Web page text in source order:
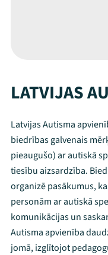
LATVIJAS
Latvijas Autisma
biedrības galvenais
pieaugušo) ar autiskā
tiesību aizsardzība.
organizē pasākumus,
personām ar autiskā
komunikācijas un
Autisma apvienība
jomā, izglītojot